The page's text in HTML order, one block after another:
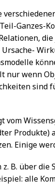
Ganzes-
nur wenn
sind
Produkte)
Einige
B. über die
alle